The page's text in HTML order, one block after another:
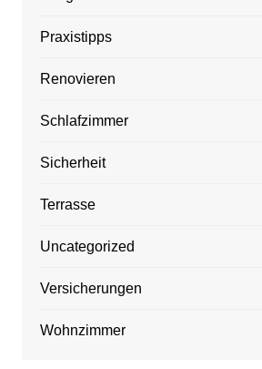
Praxistipps
Renovieren
Schlafzimmer
Sicherheit
Terrasse
Uncategorized
Versicherungen
Wohnzimmer